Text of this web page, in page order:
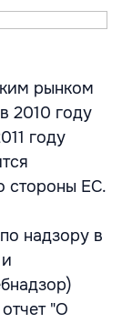
рынком
2010 году
году
стороны ЕС.
надзору в
"О